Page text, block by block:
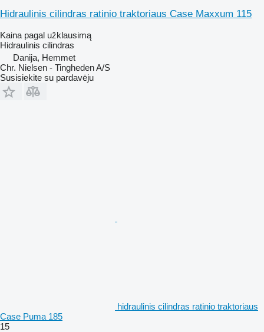
Hidraulinis cilindras ratinio traktoriaus Case Maxxum 115
Kaina pagal užklausimą
Hidraulinis cilindras
Danija, Hemmet
Chr. Nielsen - Tingheden A/S
Susisiekite su pardavėju
hidraulinis cilindras ratinio traktoriaus
Case Puma 185
15